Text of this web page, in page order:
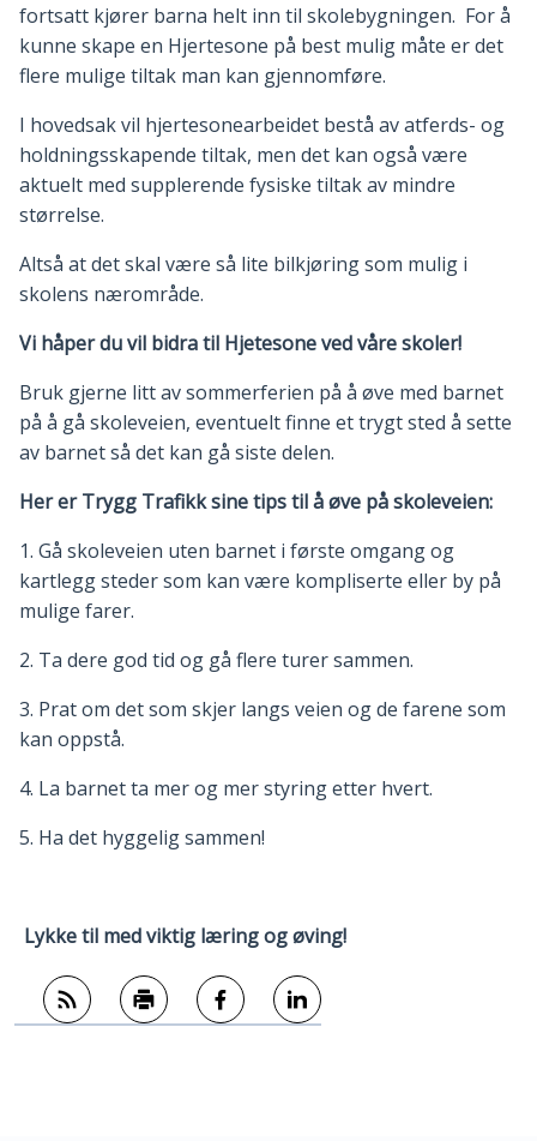
fortsatt kjører barna helt inn til skolebygningen. For å
kunne skape en Hjertesone på best mulig måte er det
flere mulige tiltak man kan gjennomføre.
I hovedsak vil hjertesonearbeidet bestå av atferds- og
holdningsskapende tiltak, men det kan også være
aktuelt med supplerende fysiske tiltak av mindre
størrelse.
Altså at det skal være så lite bilkjøring som mulig i
skolens nærområde.
Vi håper du vil bidra til Hjetesone ved våre skoler!
Bruk gjerne litt av sommerferien på å øve med barnet
på å gå skoleveien, eventuelt finne et trygt sted å sette
av barnet så det kan gå siste delen.
Her er Trygg Trafikk sine tips til å øve på skoleveien:
1. Gå skoleveien uten barnet i første omgang og
kartlegg steder som kan være kompliserte eller by på
mulige farer.
2. Ta dere god tid og gå flere turer sammen.
3. Prat om det som skjer langs veien og de farene som
kan oppstå.
4. La barnet ta mer og mer styring etter hvert.
5. Ha det hyggelig sammen!
Lykke til med viktig læring og øving!